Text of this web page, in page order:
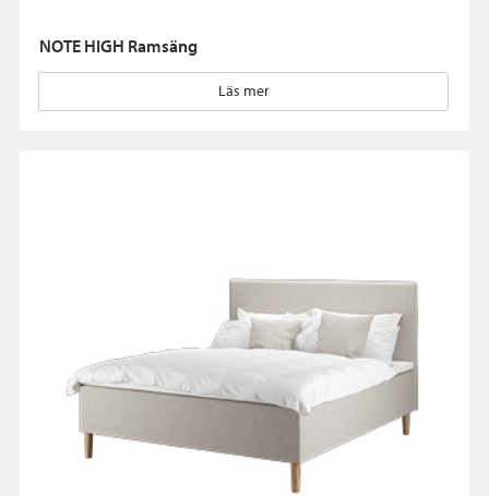
NOTE HIGH Ramsäng
Läs mer